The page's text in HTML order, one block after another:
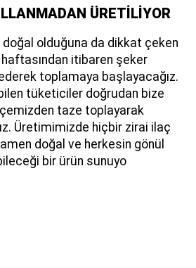
ÜRETİLİYOR
olduğuna da dikkat çeken
haftasından itibaren şeker
toplamaya başlayacağız.
tüketiciler doğrudan bize
taze toplayarak
Üretimimizde hiçbir zirai ilaç
doğal ve herkesin gönül
bir ürün sunuyo